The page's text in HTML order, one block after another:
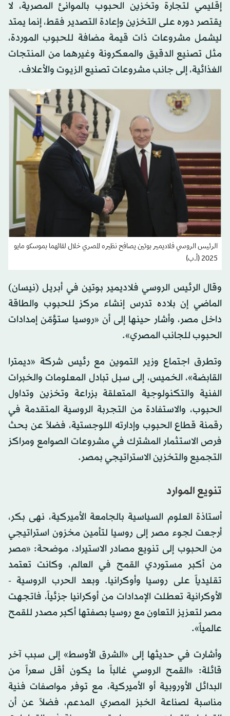
إقليمي لتجارة وتخزين الحبوب بالموانئ المصرية، لا
يقتصر دوره على التخزين وإعادة التصدير فقط، إنما يمتد
ليشمل مشروعات ذات قيمة مضافة للحبوب الموردة،
مثل تصنيع الدقيق والمعكرونة وغيرهما من المنتجات
الغذائية، إلى جانب مشروعات تصنيع الزيوت والأعلاف.
الرئيس الروسي فلاديمير بوتين يصافح نظيره المصري خلال لقائهما بموسكو مايو
2025 (أ.ب)
وقال الرئيس الروسي فلاديمير بوتين في أبريل (نيسان)
الماضي إن بلاده تدرس إنشاء مركز للحبوب والطاقة
داخل مصر، وأشار حينها إلى أن «روسيا ستؤمّن إمدادات
الحبوب للجانب المصري».
وتطرق اجتماع وزير التموين مع رئيس شركة «ديمترا
القابضة»، الخميس، إلى سبل تبادل المعلومات والخبرات
الفنية والتكنولوجية المتعلقة بزراعة وتخزين وتداول
الحبوب، والاستفادة من التجربة الروسية المتقدمة في
رقمنة قطاع الحبوب وإدارته اللوجستية، فضلاً عن بحث
فرص الاستثمار المشترك في مشروعات الصوامع ومراكز
التجميع والتخزين الاستراتيجي بمصر.
تنويع الموارد
أستاذة العلوم السياسية بالجامعة الأميركية، نهى بكر،
أرجعت لجوء مصر إلى روسيا لتأمين مخزون استراتيجي
من الحبوب إلى تنويع مصادر الاستيراد، موضحة: «مصر
من أكبر مستوردي القمح في العالم، وكانت تعتمد
تقليدياً على روسيا وأوكرانيا. وبعد الحرب الروسية -
الأوكرانية تعطلت الإمدادات من أوكرانيا جزئياً، فاتجهت
مصر لتعزيز التعاون مع روسيا بصفتها أكبر مصدر للقمح
عالمياً».
وأشارت في حديثها إلى «الشرق الأوسط» إلى سبب آخر
قائلة: «القمح الروسي غالباً ما يكون أقل سعراً من
البدائل الأوروبية أو الأميركية، مع توفر مواصفات فنية
مناسبة لصناعة الخبز المصري المدعم، فضلاً عن أن